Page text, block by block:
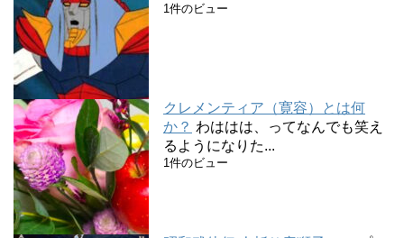
1件のビュー
クレメンティア（寛容）とは何
か？ わははは、ってなんでも笑え
るようになりた...
1件のビュー